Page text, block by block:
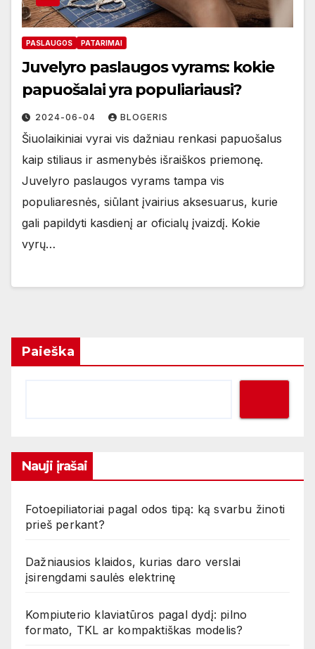
PASLAUGOS PATARIMAI
Juvelyro paslaugos vyrams: kokie
papuošalai yra populiariausi?
2024-06-04 BLOGERIS
Šiuolaikiniai vyrai vis dažniau renkasi papuošalus
kaip stiliaus ir asmenybės išraiškos priemonę.
Juvelyro paslaugos vyrams tampa vis
populiaresnės, siūlant įvairius aksesuarus, kurie
gali papildyti kasdienį ar oficialų įvaizdį. Kokie
vyrų…
Paieška
Nauji įrašai
Fotoepiliatoriai pagal odos tipą: ką svarbu žinoti
prieš perkant?
Dažniausios klaidos, kurias daro verslai
įsirengdami saulės elektrinę
Kompiuterio klaviatūros pagal dydį: pilno
formato, TKL ar kompaktiškas modelis?